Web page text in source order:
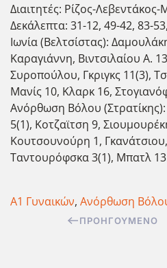
Διαιτητές: Ρίζος-
Δεκάλεπτα: 31-12, 49-42, 83-
Ιωνία (Βελτσίστας):
Καραγιάννη, Βιντσιλαίου Α.
Συροπούλου, Γκριγκς 11(3),
Μανίς 10, Κλαρκ 16,
Ανόρθωση Βόλου
5(1), Κοτζαϊτση 9,
Κουτσουνούρη 1,
Ταντουρόφσκα 3(1), Μπατλ
Α1 Γυναικών, Ανόρθωση
ΠΡΟΗΓΟΎΜΕΝΟ